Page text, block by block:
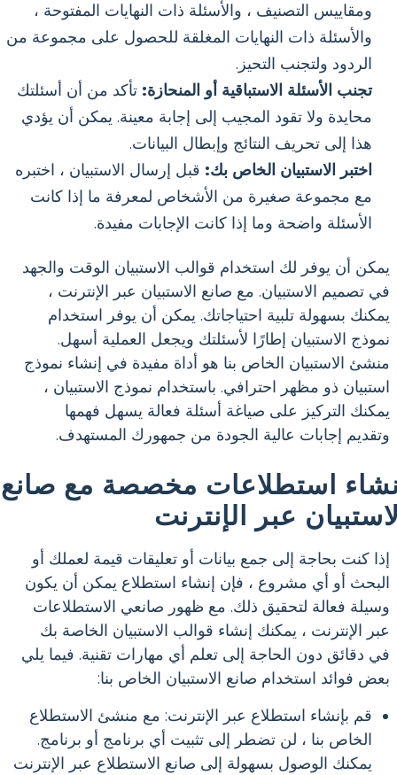
ومقاييس التصنيف ، والأسئلة ذات النهايات المفتوحة ،
والأسئلة ذات النهايات المغلقة للحصول على مجموعة من
الردود ولتجنب التحيز.
تجنب الأسئلة الاستباقية أو المنحازة: تأكد من أن أسئلتك
محايدة ولا تقود المجيب إلى إجابة معينة. يمكن أن يؤدي
هذا إلى تحريف النتائج وإبطال البيانات.
اختبر الاستبيان الخاص بك: قبل إرسال الاستبيان ، اختبره
مع مجموعة صغيرة من الأشخاص لمعرفة ما إذا كانت
الأسئلة واضحة وما إذا كانت الإجابات مفيدة.
يمكن أن يوفر لك استخدام قوالب الاستبيان الوقت والجهد
في تصميم الاستبيان. مع صانع الاستبيان عبر الإنترنت ،
يمكنك بسهولة تلبية احتياجاتك. يمكن أن يوفر استخدام
نموذج الاستبيان إطارًا لأسئلتك ويجعل العملية أسهل.
منشئ الاستبيان الخاص بنا هو أداة مفيدة في إنشاء نموذج
استبيان ذو مظهر احترافي. باستخدام نموذج الاستبيان ،
يمكنك التركيز على صياغة أسئلة فعالة يسهل فهمها
وتقديم إجابات عالية الجودة من جمهورك المستهدف.
استطلاعات مخصصة مع صانع
عبر الإنترنت
إذا كنت بحاجة إلى جمع بيانات أو تعليقات قيمة لعملك أو
البحث أو أي مشروع ، فإن إنشاء استطلاع يمكن أن يكون
وسيلة فعالة لتحقيق ذلك. مع ظهور صانعي الاستطلاعات
عبر الإنترنت ، يمكنك إنشاء قوالب الاستبيان الخاصة بك
في دقائق دون الحاجة إلى تعلم أي مهارات تقنية. فيما يلي
بعض فوائد استخدام صانع الاستبيان الخاص بنا:
قم بإنشاء استطلاع عبر الإنترنت: مع منشئ الاستطلاع
الخاص بنا ، لن تضطر إلى تثبيت أي برنامج أو برنامج.
يمكنك الوصول بسهولة إلى صانع الاستطلاع عبر الإنترنت